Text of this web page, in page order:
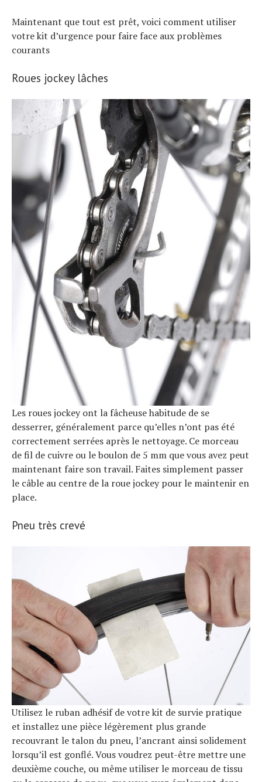
Maintenant que tout est prêt, voici comment utiliser
votre kit d’urgence pour faire face aux problèmes
courants
Roues jockey lâches
Les roues jockey ont la fâcheuse habitude de se
desserrer, généralement parce qu’elles n’ont pas été
correctement serrées après le nettoyage. Ce morceau
de fil de cuivre ou le boulon de 5 mm que vous avez peut
maintenant faire son travail. Faites simplement passer
le câble au centre de la roue jockey pour le maintenir en
place.
Pneu très crevé
Utilisez le ruban adhésif de votre kit de survie pratique
et installez une pièce légèrement plus grande
recouvrant le talon du pneu, l’ancrant ainsi solidement
lorsqu’il est gonflé. Vous voudrez peut-être mettre une
deuxième couche, ou même utiliser le morceau de tissu